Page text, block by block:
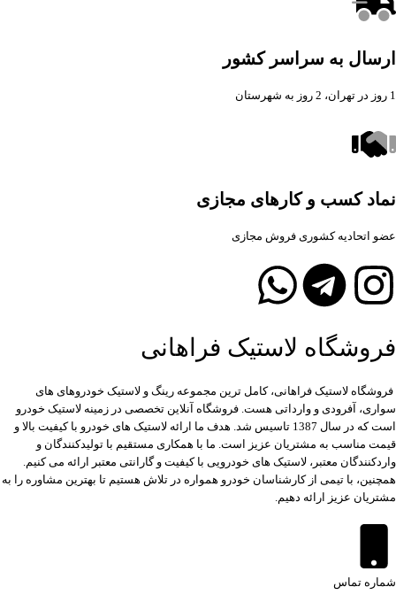
ارسال به سراسر کشور
1 روز در تهران، 2 روز به شهرستان
نماد کسب و کارهای مجازی
عضو اتحادیه کشوری فروش مجازی
فروشگاه لاستیک فراهانی
فروشگاه لاستیک فراهانی، کامل ترین مجموعه رینگ و لاستیک خودروهای های
سواری، آفرودی و وارداتی هست. فروشگاه آنلاین تخصصی در زمینه لاستیک خودرو
است که در سال 1387 تاسیس شد. هدف ما ارائه لاستیک های خودرو با کیفیت بالا و
قیمت مناسب به مشتریان عزیز است. ما با همکاری مستقیم با تولیدکنندگان و
واردکنندگان معتبر، لاستیک های خودرویی با کیفیت و گارانتی معتبر ارائه می کنیم.
همچنین، با تیمی از کارشناسان خودرو همواره در تلاش هستیم تا بهترین مشاوره را به
مشتریان عزیز ارائه دهیم.
شماره تماس